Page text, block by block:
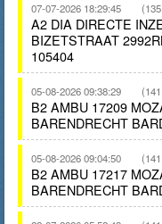
07-07-2026 18:29:45
A2 DIA DIRECTE
BIZETSTRAAT
105404
05-08-2026 09:38:29
B2 AMBU 17209
BARENDRECHT
05-08-2026 09:04:50
B2 AMBU 17217
BARENDRECHT